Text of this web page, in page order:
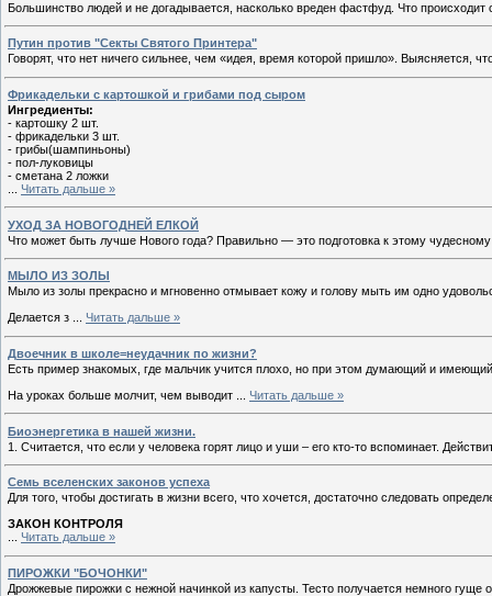
Большинство людей и не догадывается, насколько вреден фастфуд. Что
Путин против "Секты Святого Принтера"
Говорят, что нет ничего сильнее, чем «идея, время которой пришло». Выясняется,
Фрикадельки с картошкой и грибами под сыром
Ингредиенты:
- картошку 2 шт.
- фрикадельки 3 шт.
- грибы(шампиньоны)
- пол-луковицы
- сметана 2 ложки
Читать дальше »
УХОД ЗА НОВОГОДНЕЙ ЕЛКОЙ
Что может быть лучше Нового года? Правильно — это подготовка к этому
МЫЛО ИЗ ЗОЛЫ
Мыло из золы прекрасно и мгновенно отмывает кожу и голову мыть им одно
Делается з
Читать дальше »
Двоечник в школе=неудачник по жизни?
Есть пример знакомых, где мальчик учится плохо, но при этом думающий и
На уроках больше молчит, чем выводит
Читать дальше »
Биоэнергетика в нашей жизни.
1. Считается, что если у человека горят лицо и уши – его кто-то вспоминает.
Семь вселенских законов успеха
Для того, чтобы достигать в жизни всего, что хочется, достаточно следовать
ЗАКОН КОНТРОЛЯ
Читать дальше »
ПИРОЖКИ "БОЧОНКИ"
Дрожжевые пирожки с нежной начинкой из капусты. Тесто получается немного